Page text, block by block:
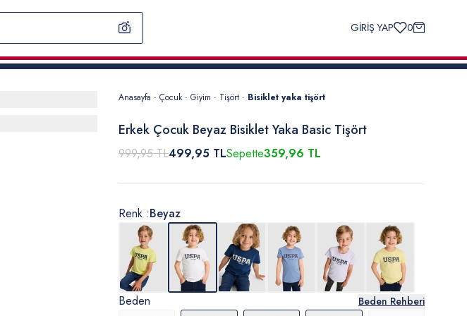
GİRİŞ YAP 0
Anasayfa · Çocuk · Giyim · Tişört · Bisiklet yaka tişört
Erkek Çocuk Beyaz Bisiklet Yaka Basic Tişört
999,95 TL499,95 TLSepette359,96 TL
Beden
Beden Rehberi
Renk :Beyaz